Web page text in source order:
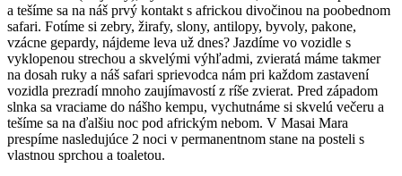
a tešíme sa na náš prvý kontakt s africkou divočinou na poobednom
safari. Fotíme si zebry, žirafy, slony, antilopy, byvoly, pakone,
vzácne gepardy, nájdeme leva už dnes? Jazdíme vo vozidle s
vyklopenou strechou a skvelými výhľadmi, zvieratá máme takmer
na dosah ruky a náš safari sprievodca nám pri každom zastavení
vozidla prezradí mnoho zaujímavostí z ríše zvierat. Pred západom
slnka sa vraciame do nášho kempu, vychutnáme si skvelú večeru a
tešíme sa na ďalšiu noc pod africkým nebom. V Masai Mara
prespíme nasledujúce 2 noci v permanentnom stane na posteli s
vlastnou sprchou a toaletou.